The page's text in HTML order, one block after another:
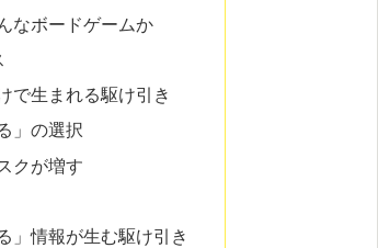
なボードゲームか
で生まれる駆け引き
」の選択
クが増す
」情報が生む駆け引き